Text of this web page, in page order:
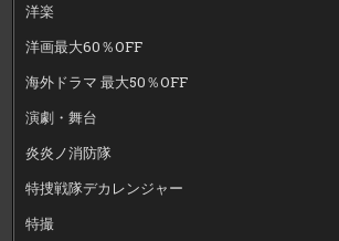
洋楽
洋画最大60％OFF
海外ドラマ 最大50％OFF
演劇・舞台
炎炎ノ消防隊
特捜戦隊デカレンジャー
特撮